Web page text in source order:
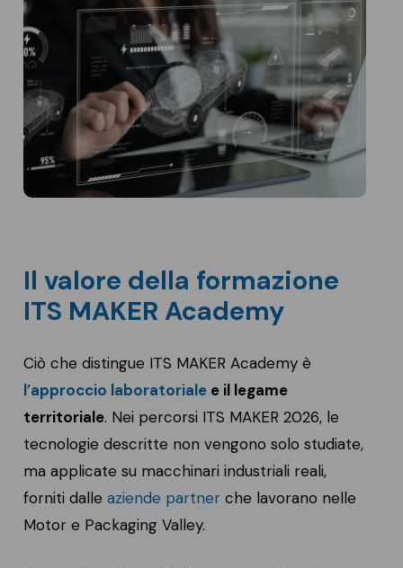
Il valore della formazione
ITS MAKER Academy
Ciò che distingue ITS MAKER Academy è
l’approccio laboratoriale e il legame
territoriale. Nei percorsi ITS MAKER 2026, le
tecnologie descritte non vengono solo studiate,
ma applicate su macchinari industriali reali,
forniti dalleaziende partner che lavorano nelle
Motor e Packaging Valley.